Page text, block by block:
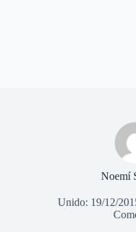
Noemí
Unido: 19/12/